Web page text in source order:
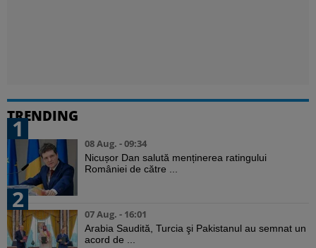
TRENDING
1
08 Aug. - 09:34
Nicușor Dan salută menținerea ratingului
României de către ...
2
07 Aug. - 16:01
Arabia Saudită, Turcia şi Pakistanul au semnat un
acord de ...